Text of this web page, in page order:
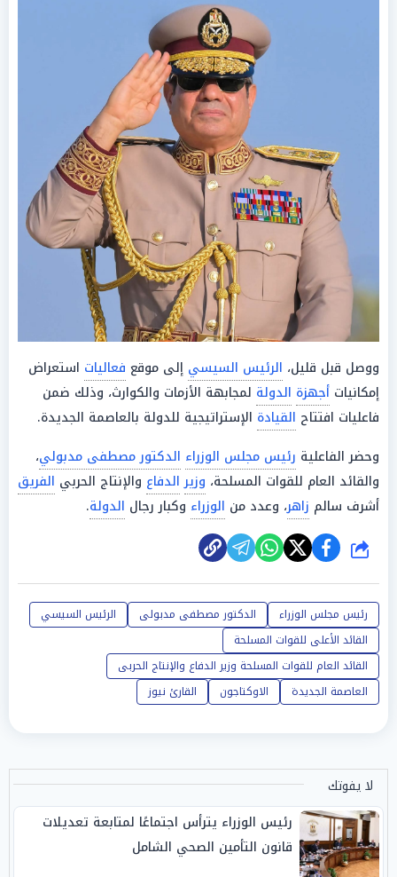
ووصل قبل قليل، الرئيس السيسي إلى موقع فعاليات استعراض
إمكانيات أجهزة الدولة لمجابهة الأزمات والكوارث، وذلك ضمن
فاعليات افتتاح القيادة الإستراتيجية للدولة بالعاصمة الجديدة.
وحضر الفاعلية رئيس مجلس الوزراء الدكتور مصطفى مدبولي،
والقائد العام للقوات المسلحة، وزير الدفاع والإنتاج الحربي الفريق
أشرف سالم زاهر، وعدد من الوزراء وكبار رجال الدولة.
شارك
رئيس مجلس الوزراء الدكتور مصطفى مدبولى
الرئيس السيسي
القائد الأعلى للقوات المسلحة
القائد العام للقوات المسلحة وزير الدفاع والإنتاج الحربى
العاصمة الجديدة
الاوكتاجون القارئ نيوز
لا يفوتك
رئيس الوزراء يترأس اجتماعًا لمتابعة تعديلات
قانون التأمين الصحي الشامل